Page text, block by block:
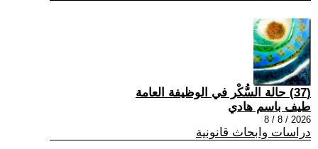
(37) حالة السُّكْر في الوظيفة العامة
طيف باسم هادي
2026 / 8 / 8
دراسات وابحاث قانونية